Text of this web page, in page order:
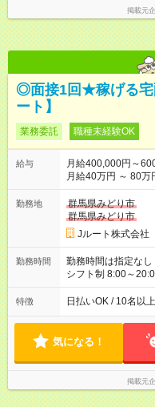
掲載元
◎面接1回★稼げる
ート】
業務委託 職種未経験OK
給与
月給400,000円～
月給40万円 ～ 80万
定年収＞ 480万円
UP！ ★1番稼ぐ人で月120万ほど！
要都市エリア 月収
稼働 ・地方郊外エリア 月収40万円／週5日稼働 月収45万円~60
万円
勤務地
群馬県みどり市
群馬県みどり市
Jルート株式会社
勤務時間
勤務時間は指定なし
シフト制 8:00～
了次第、帰社OKで
特徴 日払いOK / 10名以
気になる！
掲載元